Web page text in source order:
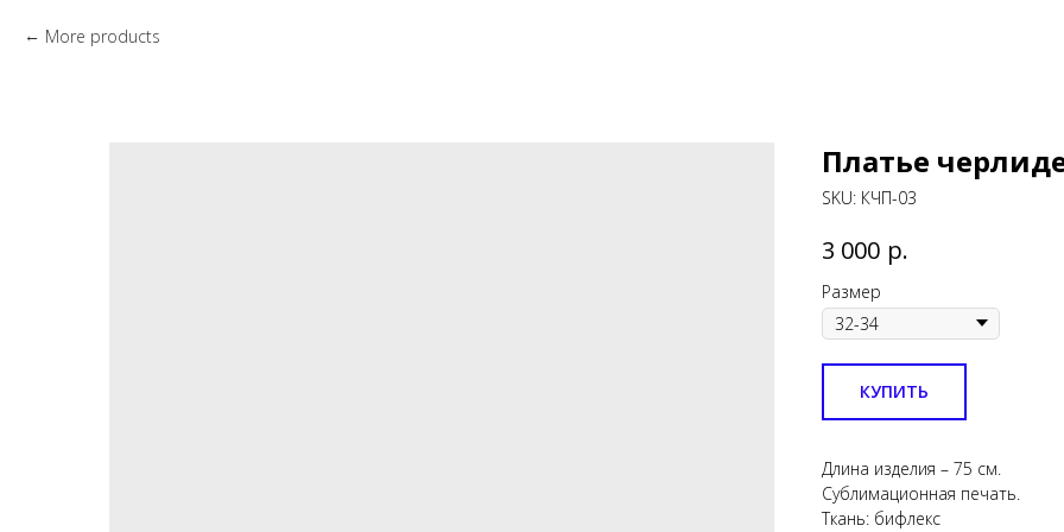
More products
Платье
SKU: КЧП-03
3 000 р.
Размер
КУПИТЬ
Длина изделия – 75 см.
Сублимационная печать.
Ткань: бифлекс